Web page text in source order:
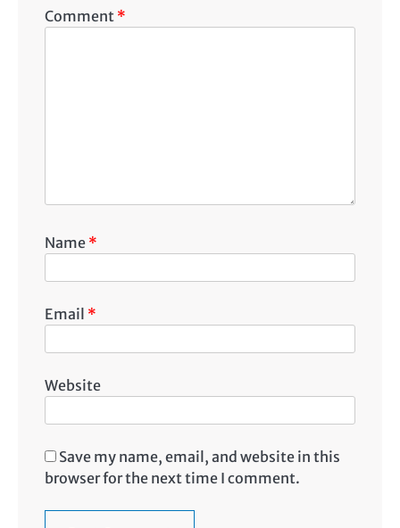
Comment *
Name *
Email *
Website
Save my name, email, and website in this
browser for the next time I comment.